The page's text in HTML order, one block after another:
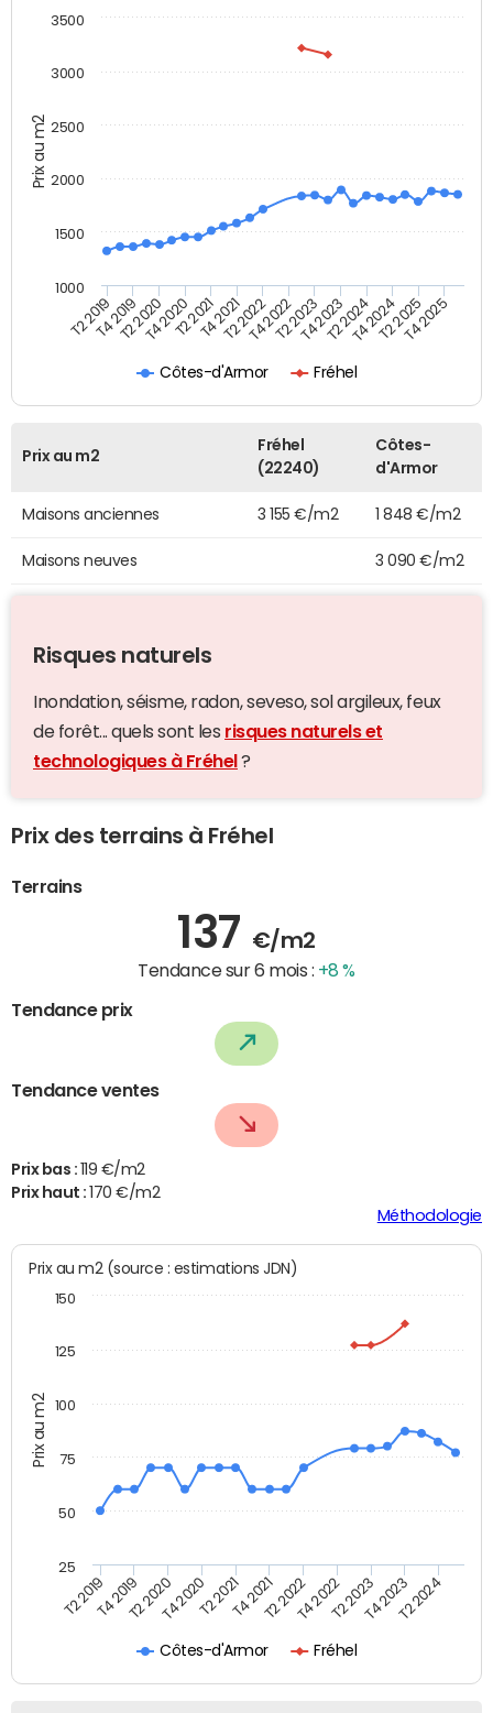
Prix au m2
Côtes-d'Armor Fréhel
T2 2019T4 2019T2 2020T4 2020T2 2021T4 2021T2 2022T4 2022T2 2023T4 2023T2 2024T4 2024T2 2025T4 2025
1000
1500
2000
2500
3000
3500
Prix au m2
Fréhel
(22240)
Côtes-
d'Armor
Maisons anciennes 3 155 €/m2 1 848 €/m2
Maisons neuves 3 090 €/m2
Risques naturels
Inondation, séisme, radon, seveso, sol argileux, feux
de forêt... quels sont les risques naturels et
technologiques à Fréhel ?
Prix des terrains à Fréhel
Terrains
137 €/m2
Tendance sur 6 mois : +8 %
Tendance prix
Tendance ventes
Prix bas :
119 €/m2
Prix haut : 170 €/m2
Méthodologie
Prix au m2
Prix au m2 (source : estimations JDN)
Côtes-d'Armor Fréhel
T2 2019T4 2019T2 2020T4 2020T2 2021T4 2021T2 2022T4 2022T2 2023T4 2023T2 2024
25
50
75
100
125
150